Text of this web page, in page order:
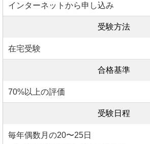
インターネットから申し込み
受験方法
在宅受験
合格基準
70%以上の評価
受験日程
毎年偶数月の20〜25日